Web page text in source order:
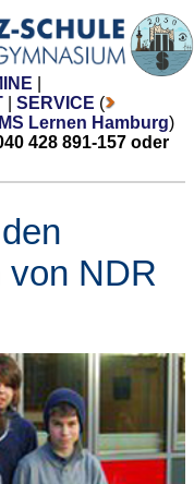
SERVICE (
Lernen Hamburg)
428 891-157 oder
von NDR